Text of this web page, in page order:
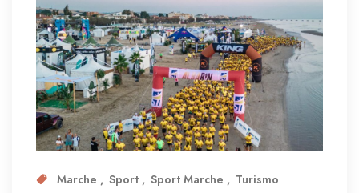
Marche Sport Sport Marche Turismo